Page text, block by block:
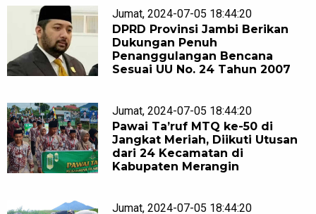
Jumat, 2024-07-05 18:44:20
DPRD Provinsi Jambi Berikan
Dukungan Penuh
Penanggulangan Bencana
Sesuai UU No. 24 Tahun 2007
Jumat, 2024-07-05 18:44:20
Pawai Ta’ruf MTQ ke-50 di
Jangkat Meriah, Diikuti Utusan
dari 24 Kecamatan di
Kabupaten Merangin
Jumat, 2024-07-05 18:44:20